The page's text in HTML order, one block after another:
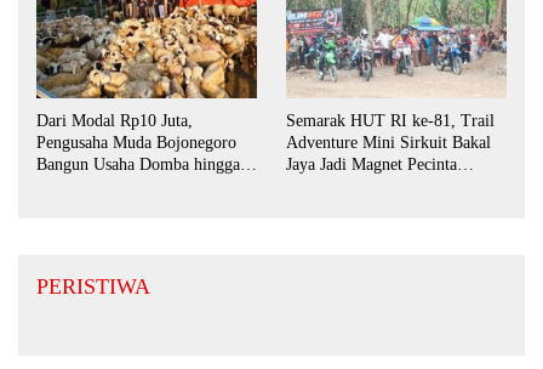
Dari Modal Rp10 Juta,
Pengusaha Muda Bojonegoro
Bangun Usaha Domba hingga
Semarak HUT RI ke-81, Trail
Adventure Mini Sirkuit Bakal
Jaya Jadi Magnet Pecinta
PERISTIWA